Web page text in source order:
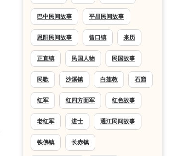
巴中民间故事 平昌民间故事
恩阳民间故事 曾口镇 来历
正直镇 民国人物 民国故事
民歌 沙溪镇 白莲教 石窟
红军 红四方面军 红色故事
老红军 进士 通江民间故事
铁佛镇 长赤镇